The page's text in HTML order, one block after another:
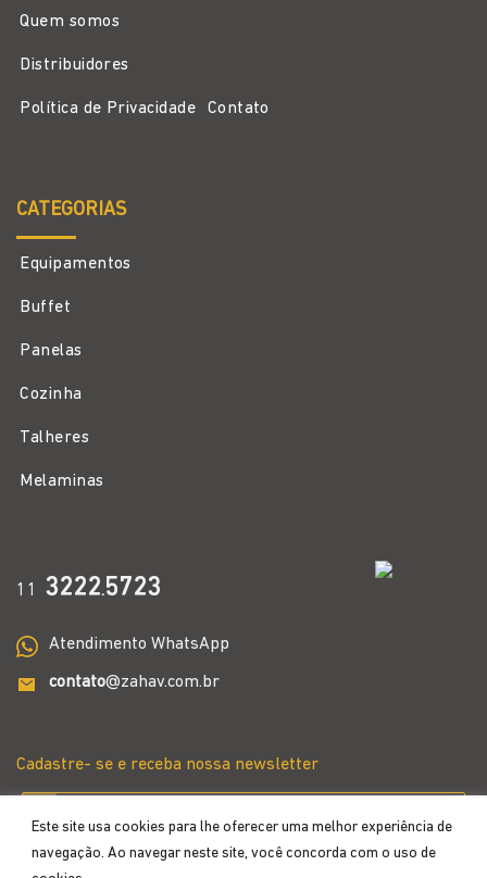
Este site usa cookies para lhe oferecer uma melhor experiência de
navegação. Ao navegar neste site, você concorda com o uso de
Quem somos
Distribuidores
Política de Privacidade Contato
CATEGORIAS
Equipamentos
Buffet
Panelas
Cozinha
Talheres
Melaminas
11 3222.5723
Atendimento WhatsApp
contato@zahav.com.br
Cadastre- se e receba nossa newsletter